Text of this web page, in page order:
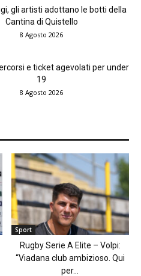
gli artisti adottano le botti della
Cantina di Quistello
8 Agosto 2026
e ticket agevolati per under
19
8 Agosto 2026
Sport
Rugby Serie A Elite – Volpi:
“Viadana club ambizioso. Qui
per...